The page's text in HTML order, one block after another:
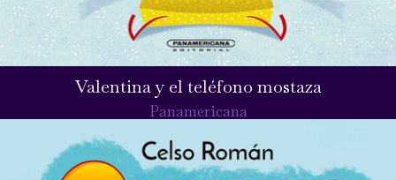
Valentina y el teléfono mostaza
Panamericana